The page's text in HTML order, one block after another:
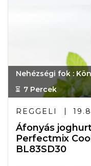
Nehézségi fok :
7 Percek
REGGELI
Áfonyás
Perfectmix
BL83SD30